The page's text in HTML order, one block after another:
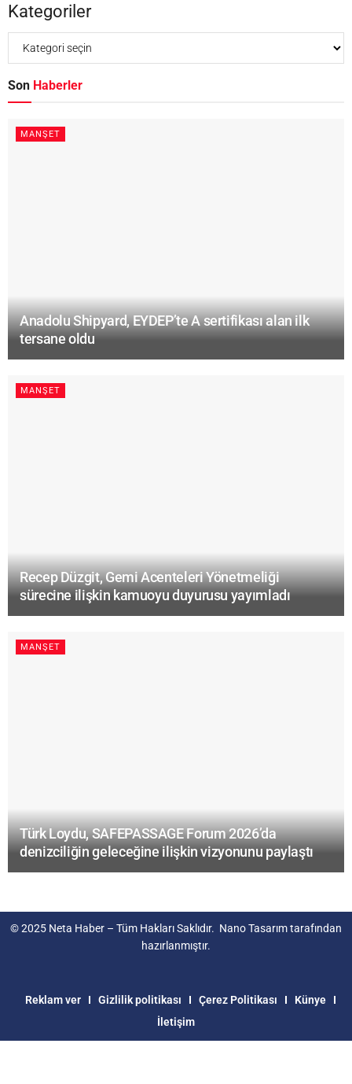
Kategoriler
Son Haberler
MANŞET
Anadolu Shipyard, EYDEP’te A sertifikası alan ilk
tersane oldu
MANŞET
Recep Düzgit, Gemi Acenteleri Yönetmeliği
sürecine ilişkin kamuoyu duyurusu yayımladı
MANŞET
Türk Loydu, SAFEPASSAGE Forum 2026’da
denizciliğin geleceğine ilişkin vizyonunu paylaştı
© 2025 Neta Haber – Tüm Hakları Saklıdır. Nano Tasarımtarafından
hazırlanmıştır.
Reklam ver Gizlilik politikası Çerez Politikası
Künye
İletişim